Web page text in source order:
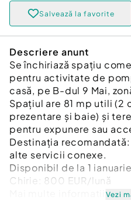
Salvează la favorite
Descriere anunt
Se închiriază spațiu
pentru activitate de
casă, pe B-dul 9 Mai,
Spațiul are 81 mp utili (2
prezentare și baie) și
pentru expunere sau
Destinația
alte servicii conexe.
Disponibil de la 1
Chirie: 800 EUR/lună
Mai multe informatii la
Vezi